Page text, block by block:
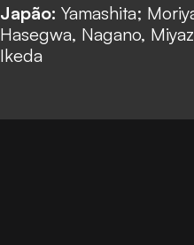
Japão: Yamashita;
Hasegwa, Nagano,
Ikeda